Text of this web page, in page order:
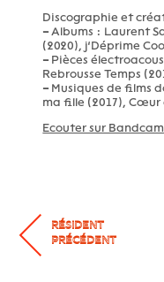
Discographie et
– Albums : Laurent
(2020), j’Déprime
– Pièces
Rebrousse Temps
– Musiques de films
ma fille (2017), Cœur
Ecouter sur
RÉSIDENT
PRÉCÉDENT